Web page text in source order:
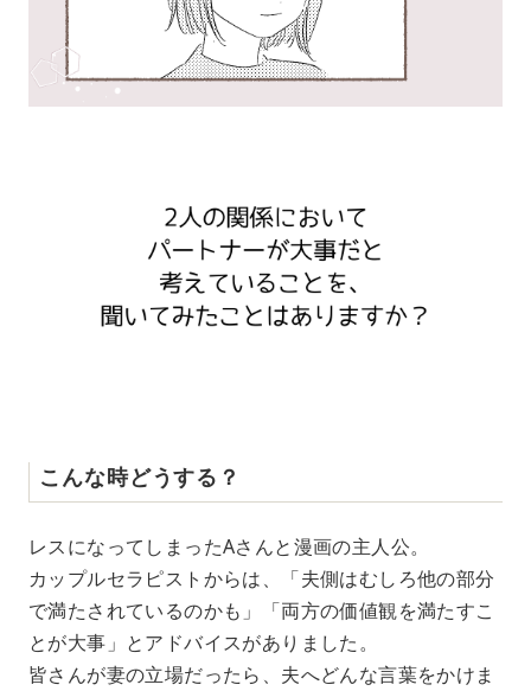
こんな時どうする？
レスになってしまったAさんと漫画の主人公。
カップルセラピストからは、「夫側はむしろ他の部分
で満たされているのかも」「両方の価値観を満たすこ
とが大事」とアドバイスがありました。
皆さんが妻の立場だったら、夫へどんな言葉をかけま